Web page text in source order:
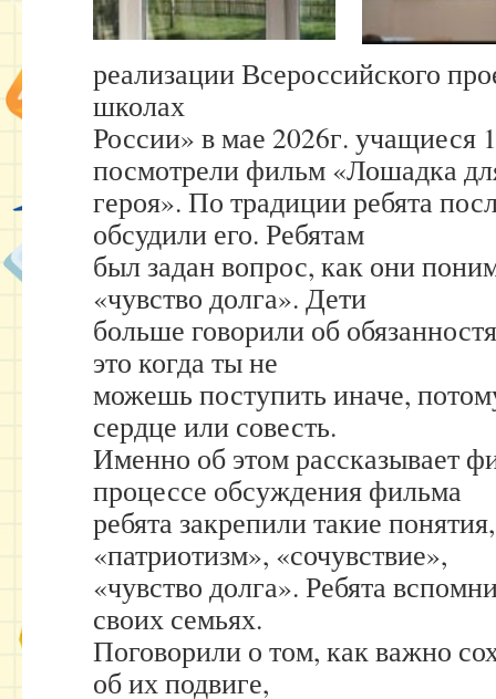
реализации Всероссийского
школах
России» в мае 2026г. учащиеся
посмотрели фильм «Лошадка
героя». По традиции ребята
обсудили его. Ребятам
был задан вопрос, как они
«чувство долга». Дети
больше говорили об
это когда ты не
можешь поступить иначе,
сердце или совесть.
Именно об этом рассказывает
процессе обсуждения фильма
ребята закрепили такие
«патриотизм», «сочувствие»,
«чувство долга». Ребята
своих семьях.
Поговорили о том, как важно
об их подвиге,